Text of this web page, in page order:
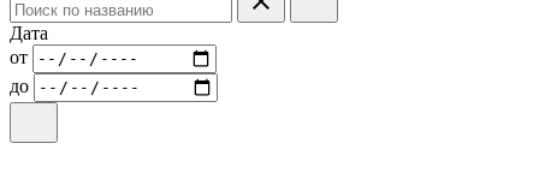
Дата
от
до